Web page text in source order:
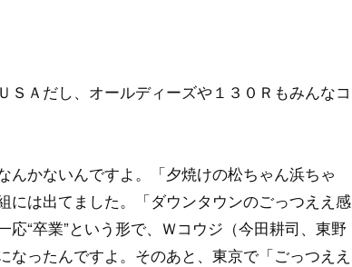
Ａだし、オールディーズや１３０Ｒもみんなコ
かないんですよ。「夕焼けの松ちゃん浜ちゃ
には出てました。「ダウンタウンのごっつええ感
“卒業”という形で、Ｗコウジ（今田耕司、東野
ったんですよ。そのあと、東京で「ごっつええ